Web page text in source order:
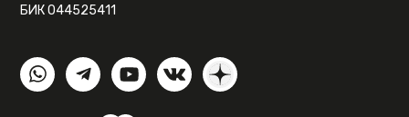
БИК 044525411